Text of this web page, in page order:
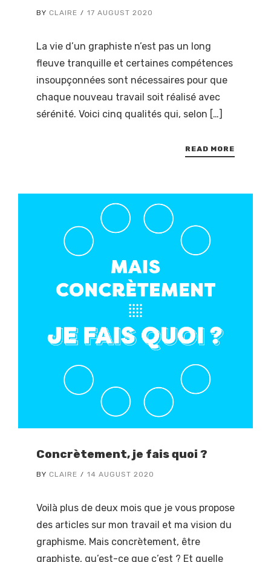
BY CLAIRE 17 AUGUST 2020
La vie d’un graphiste n’est pas un long
fleuve tranquille et certaines compétences
insoupçonnées sont nécessaires pour que
chaque nouveau travail soit réalisé avec
sérénité. Voici cinq qualités qui, selon […]
READ MORE
Concrètement, je fais quoi ?
BY CLAIRE 14 AUGUST 2020
Voilà plus de deux mois que je vous propose
des articles sur mon travail et ma vision du
graphisme. Mais concrètement, être
graphiste, qu’est-ce que c’est ? Et quelle